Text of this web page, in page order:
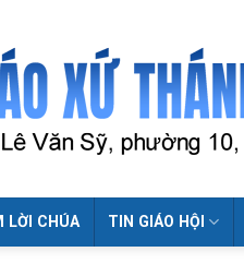
LỜI CHÚA TIN GIÁO HỘI